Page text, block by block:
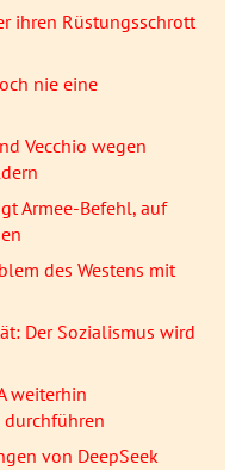
ihren Rüstungsschrott
nie eine
Vecchio wegen
Armee-Befehl, auf
des Westens mit
Der Sozialismus wird
weiterhin
durchführen
von DeepSeek